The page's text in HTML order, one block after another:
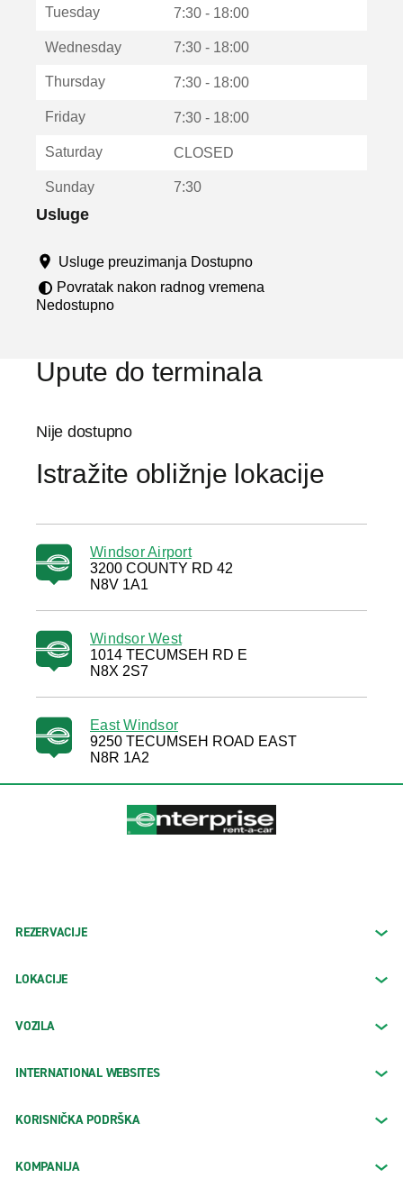
u
u
Tuesday 7:30 - 18:00
Wednesday 7:30 - 18:00
Thursday 7:30 - 18:00
Friday 7:30 - 18:00
Saturday CLOSED
Sunday 7:30
Usluge
Usluge preuzimanja Dostupno
Povratak nakon radnog vremena
Nedostupno
Upute do terminala
Nije dostupno
Istražite obližnje lokacije
Windsor Airport
3200 COUNTY RD 42
N8V 1A1
Windsor West
1014 TECUMSEH RD E
N8X 2S7
East Windsor
9250 TECUMSEH ROAD EAST
N8R 1A2
REZERVACIJE
LOKACIJE
VOZILA
INTERNATIONAL WEBSITES
KORISNIČKA PODRŠKA
KOMPANIJA